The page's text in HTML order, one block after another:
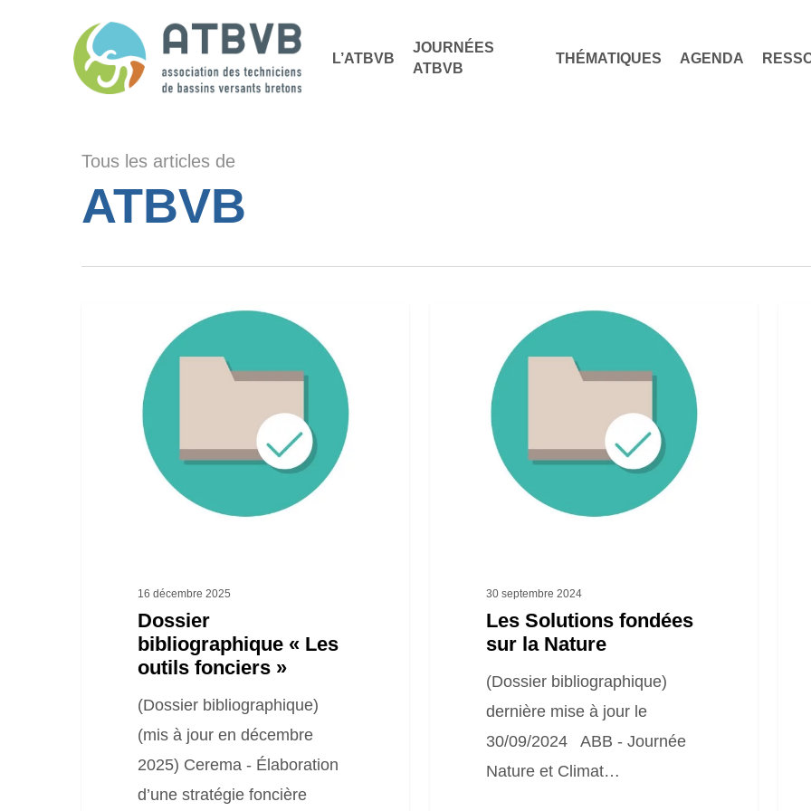
L’ATBVB
JOURNÉES
ATBVB
THÉMATIQUES AGENDA
Tous les articles de
ATBVB
bibliographique
fonciers »
16 décembre 2025
Dossier
bibliographique « Les
outils fonciers »
(Dossier bibliographique)
(mis à jour en décembre
2025) Cerema - Élaboration
d’une stratégie foncière
30 septembre 2024
Les Solutions fondées
sur la Nature
(Dossier bibliographique)
dernière mise à jour le
30/09/2024 ABB - Journée
Nature et Climat…